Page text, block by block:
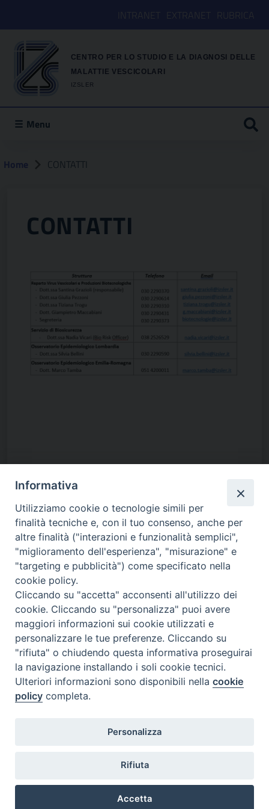
INTRANET EXTRANET RUBRICA
CENTRO PER LO STUDIO E LA DIAGNOSI DELLE
MALATTIE VESCICOLARI
IZSLER
Menu
Home CONTATTI
CONTATTI
Grazioli dott.ssa Santina
Posta elettronica:santina.grazioli@izsler.it
Contatti
Istituto Zooprofilattico Sperimentale della Lombardia e dell'Emilia
Romagna "Bruno Ubertini"
Tel.03022901 - Fax 0302425251
Email: info@izsler.it - Email PEC: protocollogenerale@cert.izsler.it
N. REA CCIAA DI BRESCIA 88834
Informativa
Utilizziamo cookie o tecnologie simili per
finalità tecniche e, con il tuo consenso, anche per
altre finalità ("interazioni e funzionalità semplici",
"miglioramento dell'esperienza", "misurazione" e
"targeting e pubblicità") come specificato nella
cookie policy.
Cliccando su "accetta" acconsenti all'utilizzo dei
cookie. Cliccando su "personalizza" puoi avere
maggiori informazioni sui cookie utilizzati e
personalizzare le tue preferenze. Cliccando su
"rifiuta" o chiudendo questa informativa proseguirai
la navigazione installando i soli cookie tecnici.
Ulteriori informazioni sono disponibili nellacookie
policy completa.
Personalizza
Rifiuta
Accetta